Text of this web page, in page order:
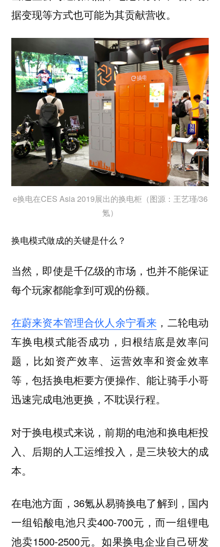
据变现等方式也可能为其贡献营收。
e换电在CES Asia 2019展出的换电柜（图源：王艺瑾/36
氪）
换电模式做成的关键是什么？
当然，即使是千亿级的市场，也并不能保证
每个玩家都能拿到可观的份额。
在蔚来资本管理合伙人余宁看来 ，二轮电动
车换电模式能否成功，归根结底是效率问
题，比如资产效率、运营效率和资金效率
等，包括换电柜要方便操作、能让骑手小哥
迅速完成电池更换，不耽误行程。
对于换电模式来说，前期的电池和换电柜投
入、后期的人工运维投入，是三块较大的成
本。
在电池方面，36氪从易骑换电了解到，国内
一组铅酸电池只卖400-700元，而一组锂电
池卖1500-2500元。如果换电企业自己研发